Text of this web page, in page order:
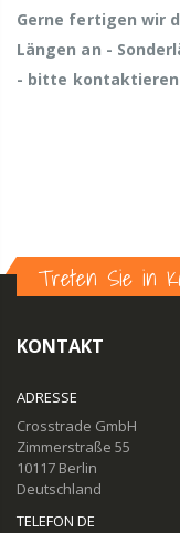
Gerne fertigen wir
Längen an -
- bitte kontaktieren
Treten Sie in
KONTAKT
ADRESSE
Crosstrade GmbH
Zimmerstraße 55
10117 Berlin
Deutschland
TELEFON DE